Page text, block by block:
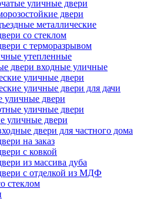
уличные двери
двери
металлические
со стеклом
с терморазрывом
утепленные
двери входные уличные
уличные двери
уличные двери для дачи
уличные двери
уличные двери
уличные двери
двери для частного дома
на заказ
с ковкой
из массива дуба
с отделкой из МДФ
стеклом